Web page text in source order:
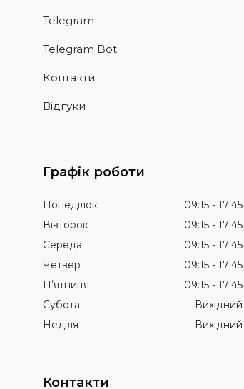
Telegram
Telegram Bot
Контакти
Відгуки
Графік роботи
Понеділок 09:15
17:45
Вівторок
09:15
17:45
Середа
09:15
17:45
Четвер
09:15
17:45
Пʼятниця
09:15
17:45
Субота
Вихідний
Неділя
Вихідний